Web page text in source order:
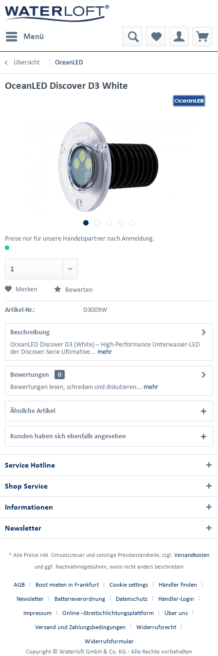
Menü
Übersicht OceanLED
OceanLED Discover D3 White
Preise nur für unsere Handelspartner nach Anmeldung.
Merken Bewerten
Artikel-Nr.: D3009W
Beschreibung
OceanLED Discover D3 (White) – High-Performance Unterwasser-LED
der Discover-Serie Ultimative... mehr
Bewertungen
0
Bewertungen lesen, schreiben und diskutieren... mehr
Ähnliche Artikel
Kunden haben sich ebenfalls angesehen
Service Hotline
Shop Service
Informationen
Newsletter
* Alle Preise inkl. Umsatzsteuer und sonstige Preisbestandteile; zzgl. Versandkosten
und ggf. Nachnahmegebühren, wenn nicht anders beschrieben
AGB Boot mieten in Frankfurt Cookie settings Händler finden
Newsletter Batterieverordnung Datenschutz Händler-Login
Impressum Online –Streitschlichtungsplattform Über uns
Versand und Zahlungsbedingungen Widerrufsrecht
Widerrufsformular
Copyright © Waterloft GmbH & Co. KG - Alle Rechte vorbehalten